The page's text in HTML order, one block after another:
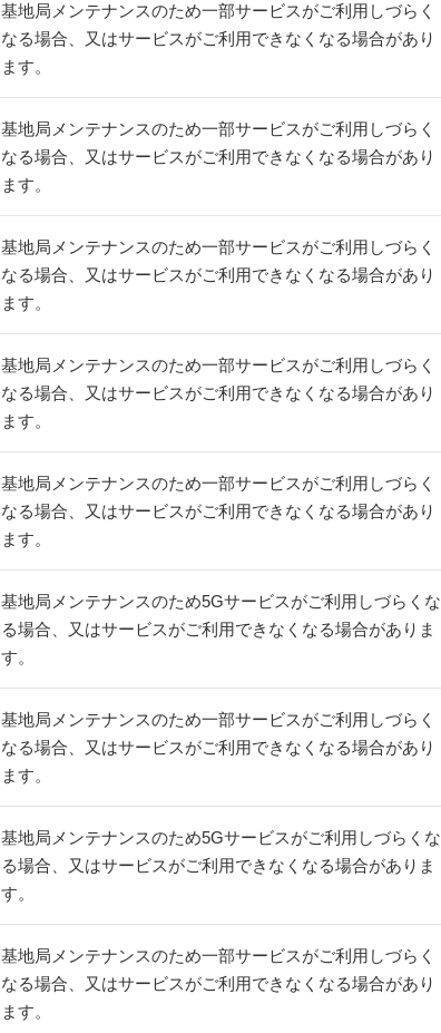
基地局メンテナンスのため一部サービスがご利用しづらく
なる場合、又はサービスがご利用できなくなる場合があり
ます。
基地局メンテナンスのため一部サービスがご利用しづらく
なる場合、又はサービスがご利用できなくなる場合があり
ます。
基地局メンテナンスのため一部サービスがご利用しづらく
なる場合、又はサービスがご利用できなくなる場合があり
ます。
基地局メンテナンスのため一部サービスがご利用しづらく
なる場合、又はサービスがご利用できなくなる場合があり
ます。
基地局メンテナンスのため一部サービスがご利用しづらく
なる場合、又はサービスがご利用できなくなる場合があり
ます。
基地局メンテナンスのため5Gサービスがご利用しづらくな
る場合、又はサービスがご利用できなくなる場合がありま
す。
基地局メンテナンスのため一部サービスがご利用しづらく
なる場合、又はサービスがご利用できなくなる場合があり
ます。
基地局メンテナンスのため5Gサービスがご利用しづらくな
る場合、又はサービスがご利用できなくなる場合がありま
す。
基地局メンテナンスのため一部サービスがご利用しづらく
なる場合、又はサービスがご利用できなくなる場合があり
ます。